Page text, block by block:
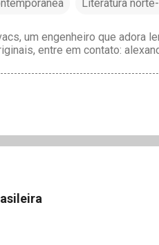
Literatura
um engenheiro que adora
entre em contato: